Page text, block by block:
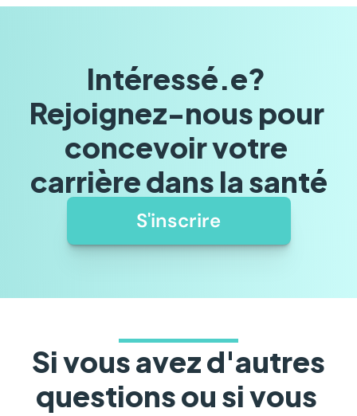
Intéressé.e?
Rejoignez-nous pour
concevoir votre
carrière dans la santé
S'inscrire
Si vous avez d'autres
questions ou si vous